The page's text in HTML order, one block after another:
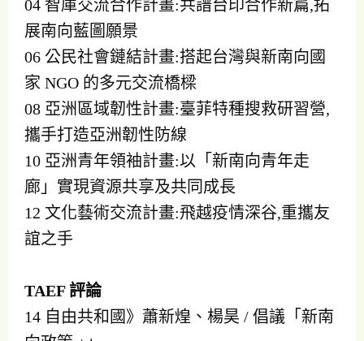
04 智庫交流合作計畫:共譜台印合作新篇,拓
展南向藍圖願景
06 公民社會鏈結計畫:搭起台灣與新南向國
家 NGO 的多元交流橋樑
08 亞洲區域韌性計畫:臺菲特種搜救研習營,
攜手打造亞洲韌性防線
10 亞洲青年領袖計畫:以「新南向青年走
廊」實現資源共享及共同成長
12 文化藝術交流計畫:飛越疫情深谷,重攜友
誼之手
TAEF 評論
14 自由共和國》蕭新煌、楊昊 / 倡議「新南